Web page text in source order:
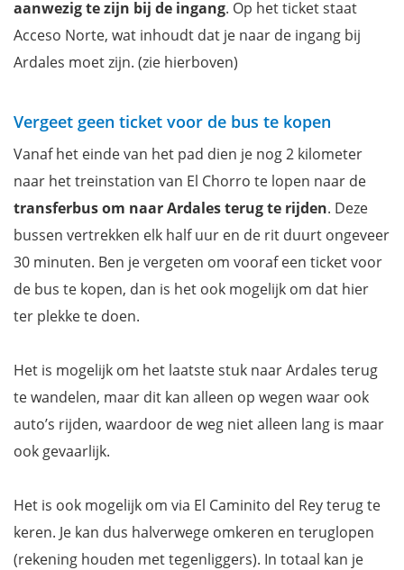
aanwezig te zijn bij de ingang. Op het ticket staat
Acceso Norte, wat inhoudt dat je naar de ingang bij
Ardales moet zijn. (zie hierboven)
Vergeet geen ticket voor de bus te kopen
Vanaf het einde van het pad dien je nog 2 kilometer
naar het treinstation van El Chorro te lopen naar de
transferbus om naar Ardales terug te rijden. Deze
bussen vertrekken elk half uur en de rit duurt ongeveer
30 minuten. Ben je vergeten om vooraf een ticket voor
de bus te kopen, dan is het ook mogelijk om dat hier
ter plekke te doen.
Het is mogelijk om het laatste stuk naar Ardales terug
te wandelen, maar dit kan alleen op wegen waar ook
auto’s rijden, waardoor de weg niet alleen lang is maar
ook gevaarlijk.
Het is ook mogelijk om via El Caminito del Rey terug te
keren. Je kan dus halverwege omkeren en teruglopen
(rekening houden met tegenliggers). In totaal kan je